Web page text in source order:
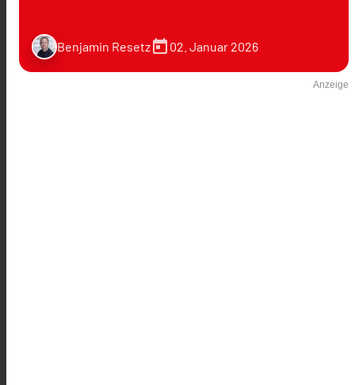
Benjamin Resetztoday 02. Januar 2026
Anzeige